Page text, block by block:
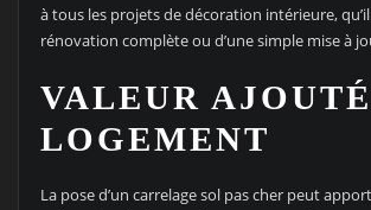
à tous les projets de décoration intérieure, qu’il
rénovation complète ou d’une simple mise à
VALEUR
LOGEMENT
La pose d’un carrelage sol pas cher peut